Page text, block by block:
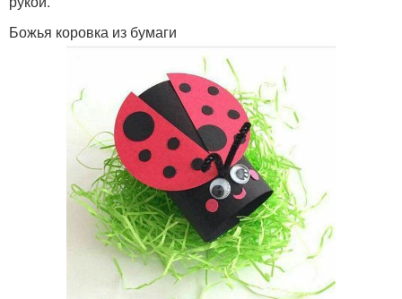
Божья коровка из бумаги